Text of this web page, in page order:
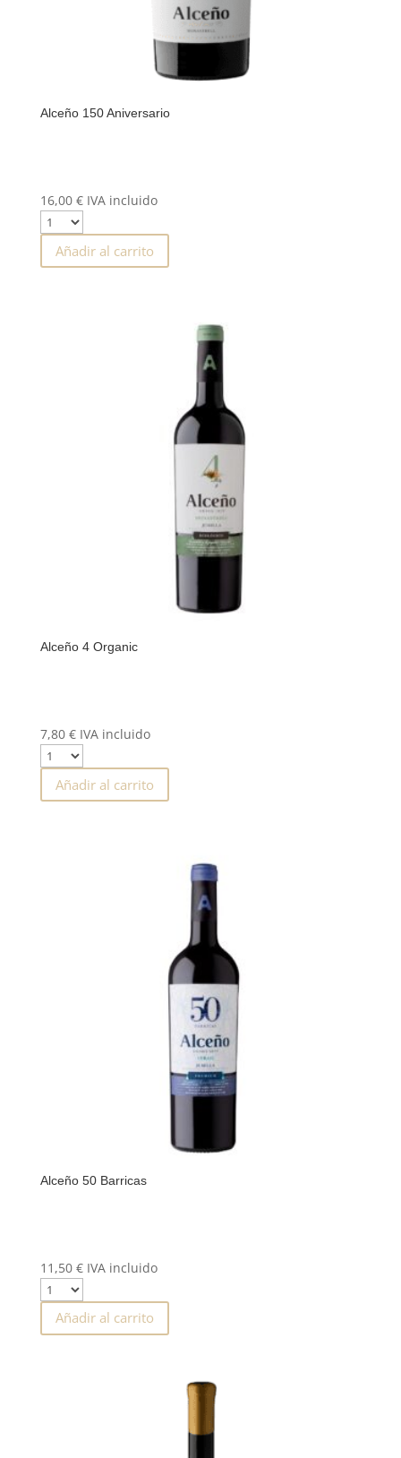
Alceño 150 Aniversario
16,00 € IVA incluido
Añadir al carrito
Alceño 4 Organic
7,80 € IVA incluido
Añadir al carrito
Alceño 50 Barricas
11,50 € IVA incluido
Añadir al carrito